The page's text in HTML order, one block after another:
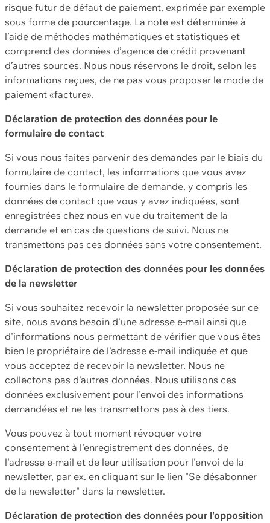
risque futur de défaut de paiement, exprimée par exemple
sous forme de pourcentage. La note est déterminée à
l’aide de méthodes mathématiques et statistiques et
comprend des données d’agence de crédit provenant
d’autres sources. Nous nous réservons le droit, selon les
informations reçues, de ne pas vous proposer le mode de
paiement «facture».
Déclaration de protection des données pour le
formulaire de contact
Si vous nous faites parvenir des demandes par le biais du
formulaire de contact, les informations que vous avez
fournies dans le formulaire de demande, y compris les
données de contact que vous y avez indiquées, sont
enregistrées chez nous en vue du traitement de la
demande et en cas de questions de suivi. Nous ne
transmettons pas ces données sans votre consentement.
Déclaration de protection des données pour les données
de la newsletter
Si vous souhaitez recevoir la newsletter proposée sur ce
site, nous avons besoin d'une adresse e-mail ainsi que
d'informations nous permettant de vérifier que vous êtes
bien le propriétaire de l'adresse e-mail indiquée et que
vous acceptez de recevoir la newsletter. Nous ne
collectons pas d'autres données. Nous utilisons ces
données exclusivement pour l'envoi des informations
demandées et ne les transmettons pas à des tiers.
Vous pouvez à tout moment révoquer votre
consentement à l'enregistrement des données, de
l'adresse e-mail et de leur utilisation pour l'envoi de la
newsletter, par ex. en cliquant sur le lien "Se désabonner
de la newsletter" dans la newsletter.
Déclaration de protection des données pour l'opposition